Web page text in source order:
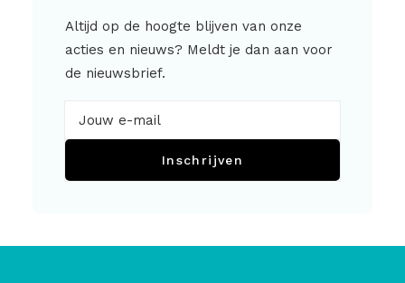
Altijd op de hoogte blijven van onze
acties en nieuws? Meldt je dan aan voor
de nieuwsbrief.
Inschrijven